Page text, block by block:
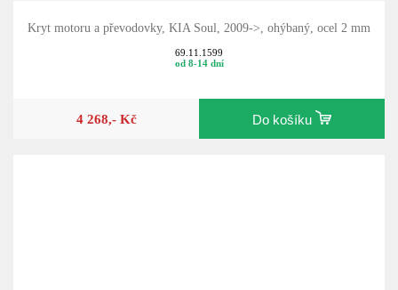
Kryt motoru a převodovky, KIA Soul, 2009->, ohýbaný, ocel 2 mm
69.11.1599
od 8-14 dní
4 268,- Kč Do košíku